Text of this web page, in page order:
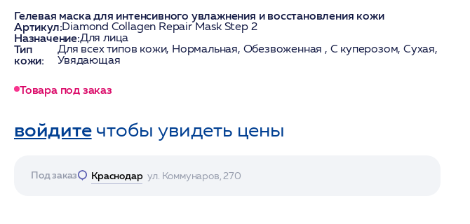
Гелевая маска для интенсивного увлажнения и восстановления кожи
Артикул:Diamond Collagen Repair Mask Step 2
Назначение:Для лица
Тип
кожи:
Для всех типов кожи, Нормальная, Обезвоженная , С куперозом, Сухая,
Увядающая
Товара под заказ
войдитечтобы увидеть цены
Под заказ Краснодар ул. Коммунаров, 270